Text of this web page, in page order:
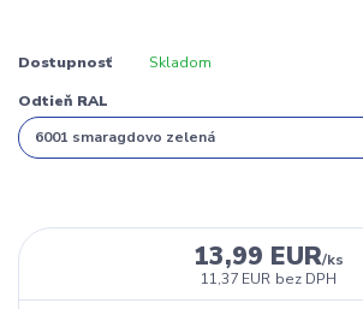
Dostupnosť Skladom
Odtieň RAL
13,99 EUR/ks
11,37 EUR bez DPH